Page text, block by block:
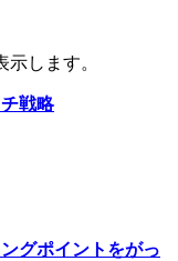
します。
戦略
グポイントをがっ